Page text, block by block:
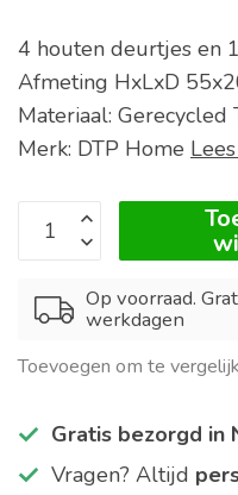
4 houten deurtjes en
Afmeting HxLxD
Materiaal: Gerecycled
Merk: DTP Home
Op voorraad.
werkdagen
Toevoegen om te
Gratis bezorgd in
Vragen? Altijd